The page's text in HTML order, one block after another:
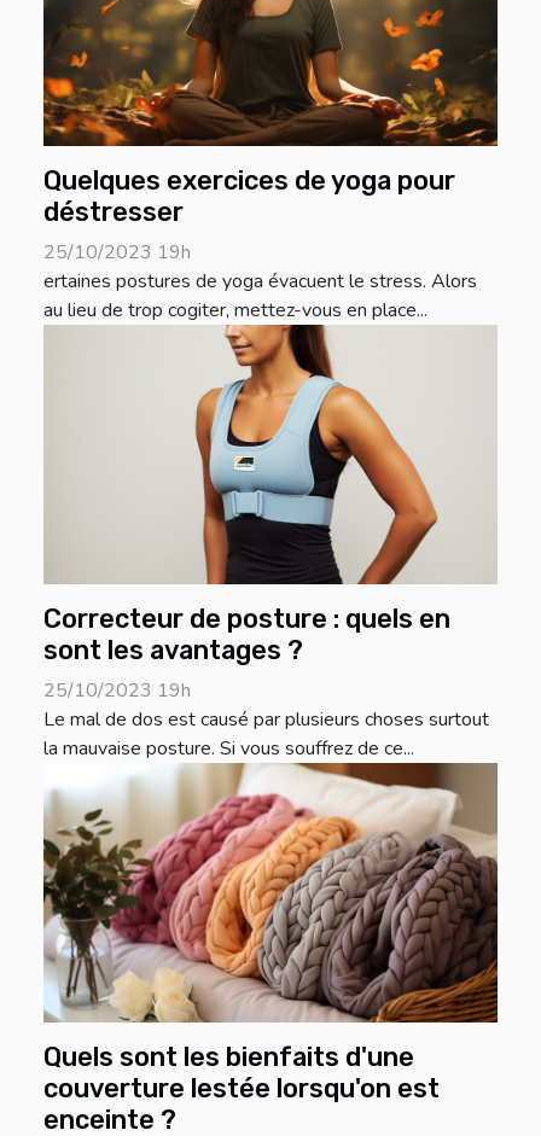
Quelques exercices de yoga pour
déstresser
25/10/2023 19h
ertaines postures de yoga évacuent le stress. Alors
au lieu de trop cogiter, mettez-vous en place...
Correcteur de posture : quels en
sont les avantages ?
25/10/2023 19h
Le mal de dos est causé par plusieurs choses surtout
la mauvaise posture. Si vous souffrez de ce...
Quels sont les bienfaits d'une
couverture lestée lorsqu'on est
enceinte ?